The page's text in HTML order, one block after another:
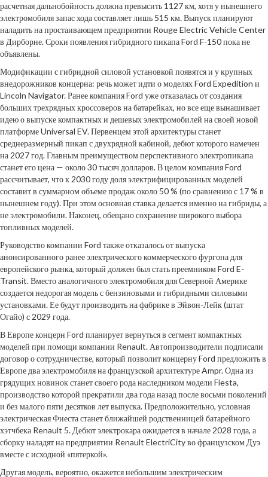
расчетная дальнобойность должна превысить 1127 км, хотя у нынешнего
электромобиля запас хода составляет лишь 515 км. Выпуск планируют
наладить на простаивающем предприятии Rouge Electric Vehicle Center
в Дирборне. Сроки появления гибридного пикапа Ford F-150 пока не
объявлены.
Модификации с гибридной силовой установкой появятся и у крупных
внедорожников концерна: речь может идти о моделях Ford Expedition и
Lincoln Navigator. Ранее компания Ford уже отказалась от создания
больших трехрядных кроссоверов на батарейках, но все еще вынашивает
идею о выпуске компактных и дешевых электромобилей на своей новой
платформе Universal EV. Первенцем этой архитектуры станет
среднеразмерный пикап с двухрядной кабиной, дебют которого намечен
на 2027 год. Главным преимуществом перспективного электропикапа
станет его цена — около 30 тысяч долларов. В целом компания Ford
рассчитывает, что к 2030 году доля электрифицированных моделей
составит в суммарном объеме продаж около 50 % (по сравнению с 17 % в
нынешнем году). При этом основная ставка делается именно на гибриды, а
не электромобили. Наконец, обещано сохранение широкого выбора
топливных моделей.
Руководство компании Ford также отказалось от выпуска
анонсированного ранее электрического коммерческого фургона для
европейского рынка, который должен был стать преемником Ford E-
Transit. Вместо аналогичного электромобиля для Северной Америке
создается недорогая модель с бензиновыми и гибридными силовыми
установками. Ее будут производить на фабрике в Эйвон-Лейк (штат
Огайо) с 2029 года.
В Европе концерн Ford планирует вернуться в сегмент компактных
моделей при помощи компании Renault. Автопроизводители подписали
договор о сотрудничестве, который позволит концерну Ford предложить в
Европе два электромобиля на французской архитектуре Ampr. Одна из
грядущих новинок станет своего рода наследником модели Fiesta,
производство которой прекратили два года назад после восьми поколений
и без малого пяти десятков лет выпуска. Предположительно, условная
электрическая Фиеста станет ближайшей родственницей батарейного
хэтчбека Renault 5. Дебют электрокара ожидается в начале 2028 года, а
сборку наладят на предприятии Renault ElectriCity во французском Дуэ
вместе с исходной «пятеркой».
Другая модель, вероятно, окажется небольшим электрическим